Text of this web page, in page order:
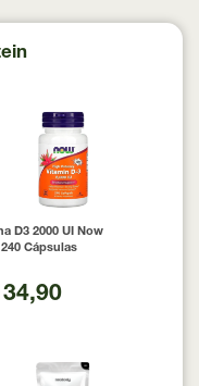
D3 2000 UI Now
Cápsulas